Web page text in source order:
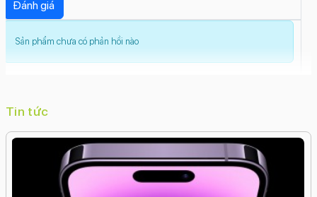
(EIS)
màuBan đêm (Night Mode)
Tính năng camera trước:
Xóa phôngTrôi nhanh thời gian (Time Lapse)Smart
HDR 4Retina FlashQuay video Full HDQuay video
Quay chậm (Slow Motion)Nhãn dán (AR
Stickers)
Live PhotosDeep FusionCinematic
Chụp
Sản phẩm chưa có phản hồi nào
Tin tức